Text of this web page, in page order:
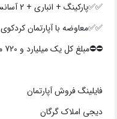
✅✅پارکینگ + انباری + 2 آسانسور
✅✅معاوضه با آپارتمان کردکوی
⛔⛔️مبلغ کل یک میلیارد و 720 میلیون
فایلینگ فروش آپارتمان
دیجی املاک گرگان